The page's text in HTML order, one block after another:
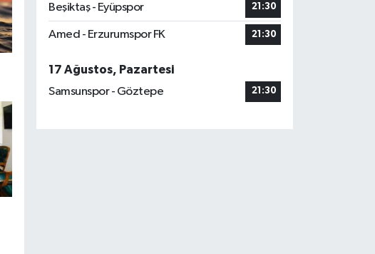
Beşiktaş - Eyüpspor 21:30
Amed - Erzurumspor FK 21:30
17 Ağustos, Pazartesi
Samsunspor - Göztepe
21:30